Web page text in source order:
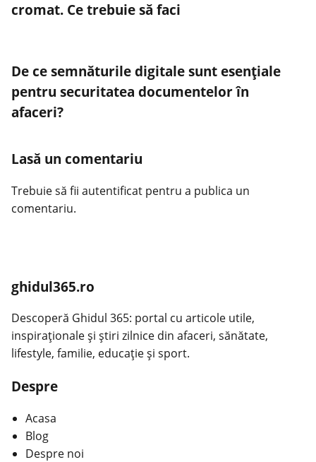
cromat. Ce trebuie să faci
De ce semnăturile digitale sunt esențiale
pentru securitatea documentelor în
afaceri?
Lasă un comentariu
Trebuie să fii autentificat pentru a publica un
comentariu.
ghidul365.ro
Descoperă Ghidul 365: portal cu articole utile,
inspiraționale și știri zilnice din afaceri, sănătate,
lifestyle, familie, educație și sport.
Despre
Acasa
Blog
Despre noi